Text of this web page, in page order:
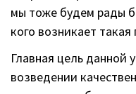
мы тоже будем рады
кого возникает
Главная цель данной
возведении